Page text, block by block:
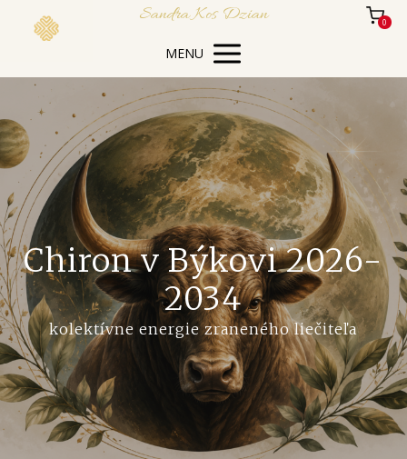
Sandra Kos Dzian 0
MENU
Chiron v Býkovi 2026-
2034
kolektívne energie zraneného liečiteľa